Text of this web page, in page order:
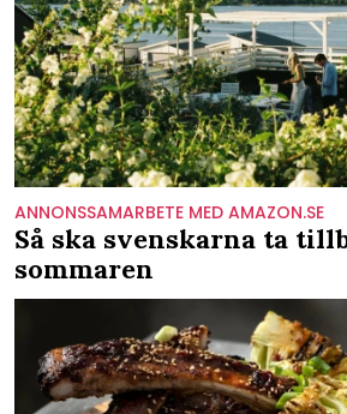
ANNONSSAMARBETE MED AMAZON.SE
Så ska svenskarna ta
sommaren